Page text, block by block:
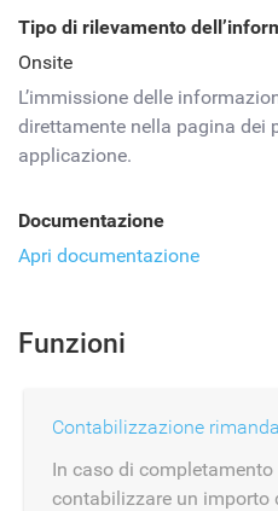
Tipo di rilevamento
Onsite
L’immissione delle
direttamente nella pagina dei
applicazione.
Documentazione
Apri documentazione
Funzioni
Contabilizzazione
In caso di
contabilizzare un importo